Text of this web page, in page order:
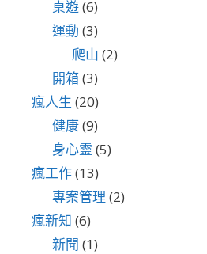
桌遊(6)
運動 (3)
爬山 (2)
開箱(3)
瘋人生 (20)
健康(9)
身心靈 (5)
瘋工作(13)
專案管理 (2)
瘋新知 (6)
新聞 (1)